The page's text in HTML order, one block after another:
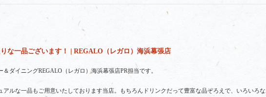
な一品ございます！ | REGALO（レガロ）海浜幕張店
ダイニングREGALO（レガロ）海浜幕張店PR担当です。
アルな一品もご用意いたしております当店。もちろんドリンクだって豊富な品ぞろえで、いろいろ